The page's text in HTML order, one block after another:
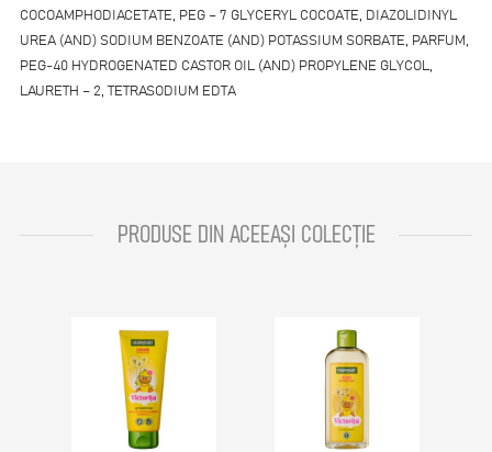
COCOAMPHODIACETATE, PEG – 7 GLYCERYL COCOATE, DIAZOLIDINYL
UREA (AND) SODIUM BENZOATE (AND) POTASSIUM SORBATE, PARFUM,
PEG-40 HYDROGENATED CASTOR OIL (AND) PROPYLENE GLYCOL,
LAURETH – 2, TETRASODIUM EDTA
PRODUSE DIN ACEEAȘI COLECȚIE